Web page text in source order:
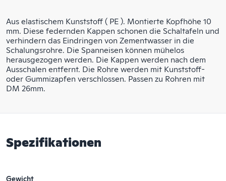
Aus elastischem Kunststoff ( PE ). Montierte Kopfhöhe 10
mm. Diese federnden Kappen schonen die Schaltafeln und
verhindern das Eindringen von Zementwasser in die
Schalungsrohre. Die Spanneisen können mühelos
herausgezogen werden. Die Kappen werden nach dem
Ausschalen entfernt. Die Rohre werden mit Kunststoff-
oder Gummizapfen verschlossen. Passen zu Rohren mit
DM 26mm.
Spezifikationen
Gewicht